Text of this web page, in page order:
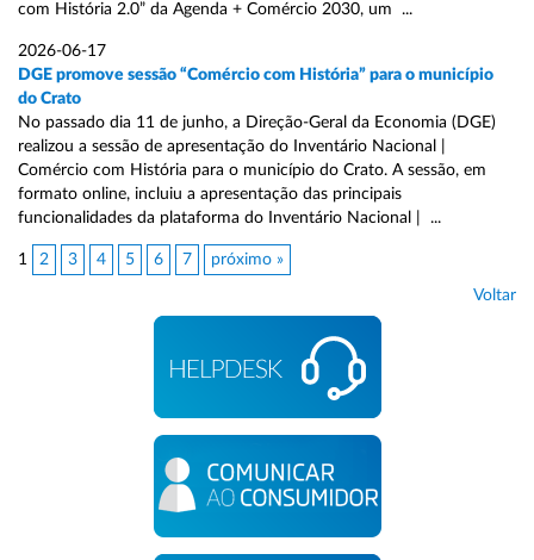
com História 2.0” da Agenda + Comércio 2030, um ...
2026-06-17
DGE promove sessão “Comércio com História” para o município
do Crato
No passado dia 11 de junho, a Direção-Geral da Economia (DGE)
realizou a sessão de apresentação do Inventário Nacional |
Comércio com História para o município do Crato. A sessão, em
formato online, incluiu a apresentação das principais
funcionalidades da plataforma do Inventário Nacional | ...
1 2 3 4 5 6 7 próximo »
Voltar